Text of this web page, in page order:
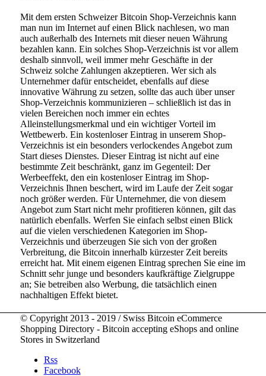
Mit dem ersten Schweizer Bitcoin Shop-Verzeichnis kann
man nun im Internet auf einen Blick nachlesen, wo man
auch außerhalb des Internets mit dieser neuen Währung
bezahlen kann. Ein solches Shop-Verzeichnis ist vor allem
deshalb sinnvoll, weil immer mehr Geschäfte in der
Schweiz solche Zahlungen akzeptieren. Wer sich als
Unternehmer dafür entscheidet, ebenfalls auf diese
innovative Währung zu setzen, sollte das auch über unser
Shop-Verzeichnis kommunizieren – schließlich ist das in
vielen Bereichen noch immer ein echtes
Alleinstellungsmerkmal und ein wichtiger Vorteil im
Wettbewerb. Ein kostenloser Eintrag in unserem Shop-
Verzeichnis ist ein besonders verlockendes Angebot zum
Start dieses Dienstes. Dieser Eintrag ist nicht auf eine
bestimmte Zeit beschränkt, ganz im Gegenteil: Der
Werbeeffekt, den ein kostenloser Eintrag im Shop-
Verzeichnis Ihnen beschert, wird im Laufe der Zeit sogar
noch größer werden. Für Unternehmer, die von diesem
Angebot zum Start nicht mehr profitieren können, gilt das
natürlich ebenfalls. Werfen Sie einfach selbst einen Blick
auf die vielen verschiedenen Kategorien im Shop-
Verzeichnis und überzeugen Sie sich von der großen
Verbreitung, die Bitcoin innerhalb kürzester Zeit bereits
erreicht hat. Mit einem eigenen Eintrag sprechen Sie eine im
Schnitt sehr junge und besonders kaufkräftige Zielgruppe
an; Sie betreiben also Werbung, die tatsächlich einen
nachhaltigen Effekt bietet.
© Copyright 2013 - 2019 / Swiss Bitcoin eCommerce
Shopping Directory - Bitcoin accepting eShops and online
Stores in Switzerland
Rss
Facebook